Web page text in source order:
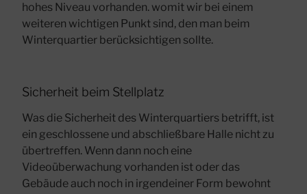
hohes Niveau vorhanden. womit wir bei einem
weiteren wichtigen Punkt sind, den man beim
Winterquartier berücksichtigen sollte.
Sicherheit beim Stellplatz
Was die Sicherheit des Winterquartiers betrifft, ist
ein geschlossene und abschließbare Halle nicht zu
übertreffen. Wenn dann noch eine
Videoüberwachung vorhanden ist oder das
Gebäude auch noch in irgendeiner Form bewohnt